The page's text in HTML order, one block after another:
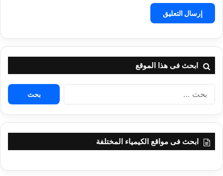
ابحث فى هذا الموقع
البحث
عن:
ابحث فى مواقع الكيمياء المختلفة